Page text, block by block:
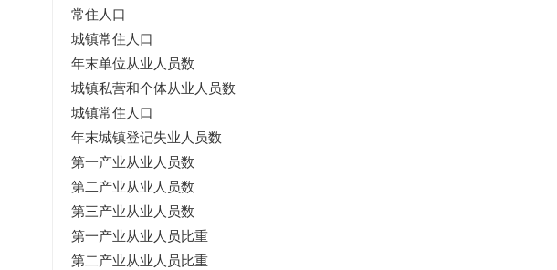
常住人口
城镇常住人口
年末单位从业人员数
城镇私营和个体从业人员数
城镇常住人口
年末城镇登记失业人员数
第一产业从业人员数
第二产业从业人员数
第三产业从业人员数
第一产业从业人员比重
第二产业从业人员比重